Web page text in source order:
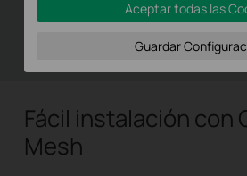
●Canal 1 ●Canal 11
Fácil instalación con
Mesh
Aceptar todas las
Guardar